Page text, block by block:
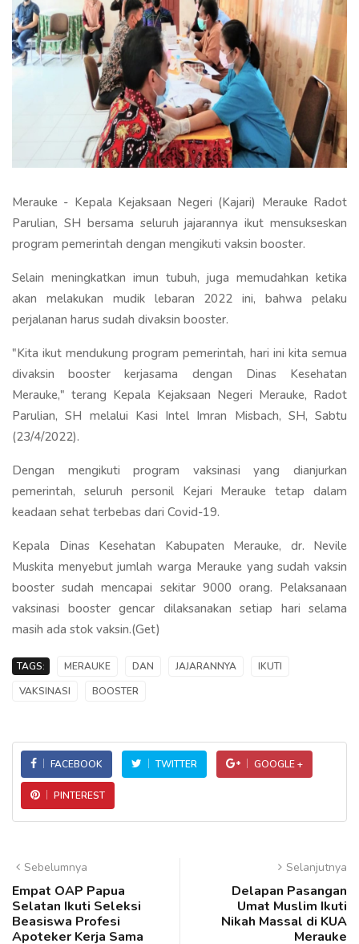
Merauke - Kepala Kejaksaan Negeri (Kajari) Merauke Radot
Parulian, SH bersama seluruh jajarannya ikut mensukseskan
program pemerintah dengan mengikuti vaksin booster.
Selain meningkatkan imun tubuh, juga memudahkan ketika
akan melakukan mudik lebaran 2022 ini, bahwa pelaku
perjalanan harus sudah divaksin booster.
"Kita ikut mendukung program pemerintah, hari ini kita semua
divaksin booster kerjasama dengan Dinas Kesehatan
Merauke," terang Kepala Kejaksaan Negeri Merauke, Radot
Parulian, SH melalui Kasi Intel Imran Misbach, SH, Sabtu
(23/4/2022).
Dengan mengikuti program vaksinasi yang dianjurkan
pemerintah, seluruh personil Kejari Merauke tetap dalam
keadaan sehat terbebas dari Covid-19.
Kepala Dinas Kesehatan Kabupaten Merauke, dr. Nevile
Muskita menyebut jumlah warga Merauke yang sudah vaksin
booster sudah mencapai sekitar 9000 orang. Pelaksanaan
vaksinasi booster gencar dilaksanakan setiap hari selama
masih ada stok vaksin.(Get)
TAGS: MERAUKE DAN JAJARANNYA
IKUTI
VAKSINASI
BOOSTER
FACEBOOK TWITTER GOOGLE +
PINTEREST
Sebelumnya
Empat OAP Papua
Selatan Ikuti Seleksi
Beasiswa Profesi
Apoteker Kerja Sama
Selanjutnya
Delapan Pasangan
Umat Muslim Ikuti
Nikah Massal di KUA
Merauke